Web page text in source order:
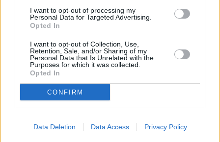
I want to opt-out of processing my
Personal Data for Targeted Advertising.
Opted In
I want to opt-out of Collection, Use,
Retention, Sale, and/or Sharing of my
Personal Data that Is Unrelated with the
Purposes for which it was collected.
Opted In
CONFIRM
Data Deletion Data Access Privacy Policy
vilkas loma-ajan tapahtuma, jolloin kaupungissa on
normaalia enemmän hulinaa.
Dresdenissä on muitakin tapahtumia, joiden takia ei
kenties erikseen kaupunkiin kannata lähteä, mutta on
kannattavaa vilkasta parhaita tapahtumakalenteria
matkaan lähtöä.